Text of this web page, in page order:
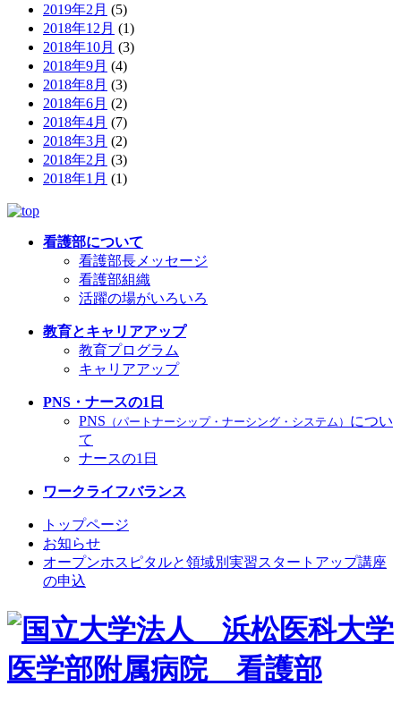
2019年2月 (5)
2018年12月 (1)
2018年10月 (3)
2018年9月 (4)
2018年8月 (3)
2018年6月 (2)
2018年4月 (7)
2018年3月 (2)
2018年2月 (3)
2018年1月 (1)
看護部について
看護部長メッセージ
看護部組織
活躍の場がいろいろ
教育とキャリアアップ
教育プログラム
キャリアアップ
PNS・ナースの1日
PNS （パートナーシップ・ナーシング・システム） につい
て
ナースの1日
ワークライフバランス
トップページ
お知らせ
オープンホスピタルと領域別実習スタートアップ講座
の申込